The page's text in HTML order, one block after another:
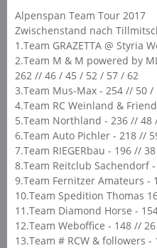
Alpenspan Team Tour 2017
Zwischenstand nach
1.Team GRAZETTA @ Styria
2.Team M & M powered by
262 // 46 / 45 / 52 / 57 / 62
3.Team Mus-Max - 254 // 50 /
4.Team RC Weinland &
5.Team Northland - 236 // 48
6.Team Auto Pichler - 218 //
7.Team RIEGERbau - 196 //
8.Team Reitclub Sachendorf
9.Team Fernitzer Amateurs -
10.Team Spedition Thomas
11.Team Diamond Horse -
12.Team Weboffice - 148 //
13.Team # RCW & followers